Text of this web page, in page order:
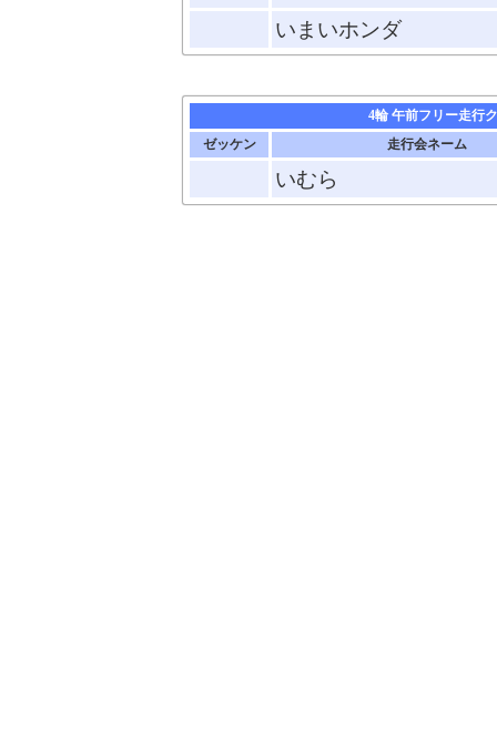
いまいホンダ
4輪 午前フリー走行
ゼッケン
走行会ネーム
いむら